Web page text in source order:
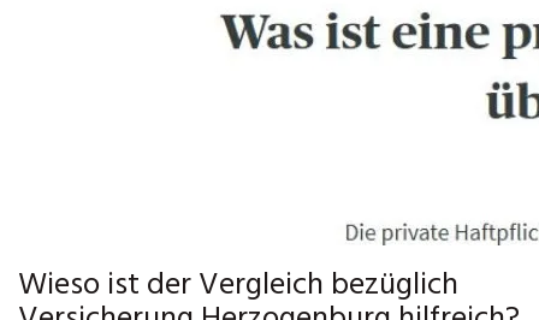
Wieso ist der Vergleich bezüglich